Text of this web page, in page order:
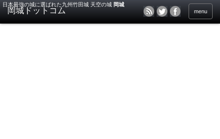
日本最強の城に選ばれた九州竹田城 天空の城 岡城
menu